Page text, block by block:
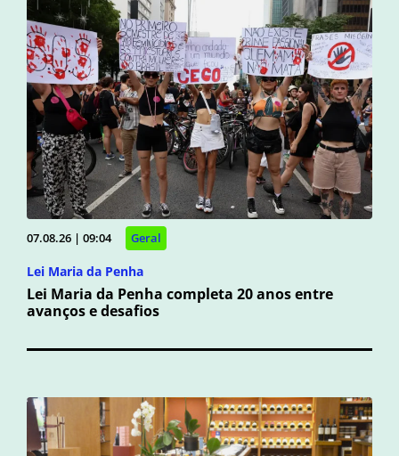
07.08.26 | 09:04 Geral
Lei Maria da Penha
Lei Maria da Penha completa 20 anos entre
avanços e desafios